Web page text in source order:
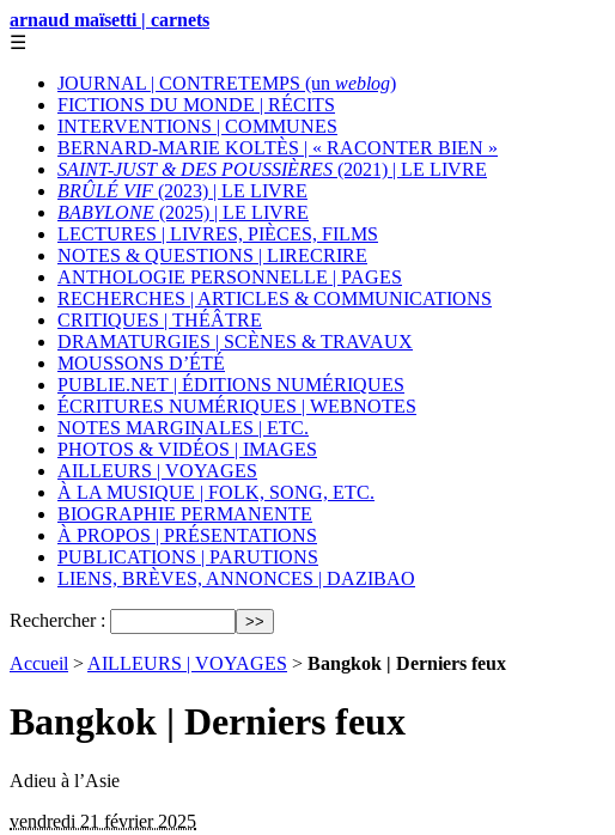
arnaud maïsetti | carnets
☰
JOURNAL | CONTRETEMPS (un weblog)
FICTIONS DU MONDE | RÉCITS
INTERVENTIONS | COMMUNES
BERNARD-MARIE KOLTÈS | « RACONTER BIEN »
SAINT-JUST & DES POUSSIÈRES (2021) | LE LIVRE
BRÛLÉ VIF (2023) | LE LIVRE
BABYLONE (2025) | LE LIVRE
LECTURES | LIVRES, PIÈCES, FILMS
NOTES & QUESTIONS | LIRECRIRE
ANTHOLOGIE PERSONNELLE | PAGES
RECHERCHES | ARTICLES & COMMUNICATIONS
CRITIQUES | THÉÂTRE
DRAMATURGIES | SCÈNES & TRAVAUX
MOUSSONS D’ÉTÉ
PUBLIE.NET | ÉDITIONS NUMÉRIQUES
ÉCRITURES NUMÉRIQUES | WEBNOTES
NOTES MARGINALES | ETC.
PHOTOS & VIDÉOS | IMAGES
AILLEURS | VOYAGES
À LA MUSIQUE | FOLK, SONG, ETC.
BIOGRAPHIE PERMANENTE
À PROPOS | PRÉSENTATIONS
PUBLICATIONS | PARUTIONS
LIENS, BRÈVES, ANNONCES | DAZIBAO
Rechercher :
Accueil > AILLEURS | VOYAGES > Bangkok | Derniers feux
Bangkok | Derniers feux
Adieu à l’Asie
vendredi 21 février 2025